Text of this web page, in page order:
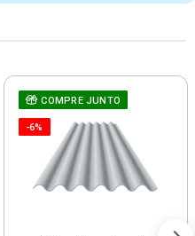
COMPRE JUNTO
-6%